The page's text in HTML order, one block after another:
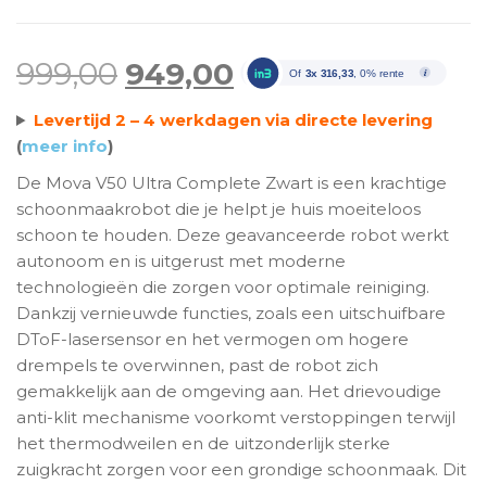
999,00 Oorspronkelijke prijs
949,00 Huidige prijs is:
Of 3x 316,33, 0% rente
Levertijd 2 – 4 werkdagen via directe levering
(meer info)
De Mova V50 Ultra Complete Zwart is een krachtige
schoonmaakrobot die je helpt je huis moeiteloos
schoon te houden. Deze geavanceerde robot werkt
autonoom en is uitgerust met moderne
technologieën die zorgen voor optimale reiniging.
Dankzij vernieuwde functies, zoals een uitschuifbare
DToF-lasersensor en het vermogen om hogere
drempels te overwinnen, past de robot zich
gemakkelijk aan de omgeving aan. Het drievoudige
anti-klit mechanisme voorkomt verstoppingen terwijl
het thermodweilen en de uitzonderlijk sterke
zuigkracht zorgen voor een grondige schoonmaak. Dit